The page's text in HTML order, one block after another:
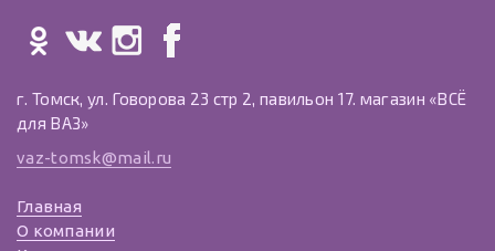
г. Томск, ул. Говорова 23 стр 2, павильон 17. магазин «ВСЁ
для ВАЗ»
vaz-tomsk@mail.ru
Главная
О компании